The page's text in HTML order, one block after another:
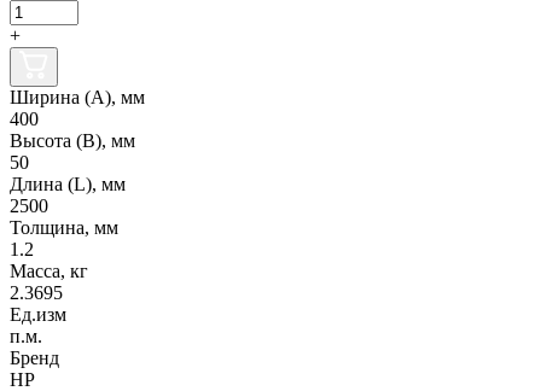
+
Ширина (А), мм
400
Высота (В), мм
50
Длина (L), мм
2500
Толщина, мм
1.2
Масса, кг
2.3695
Ед.изм
п.м.
Бренд
НР